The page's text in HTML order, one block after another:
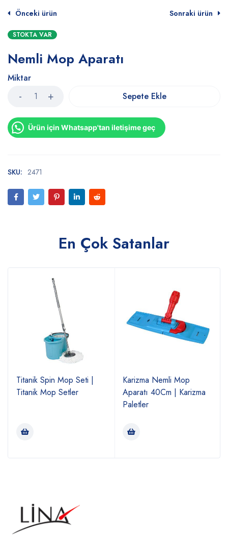
Önceki ürün Sonraki ürün
STOKTA VAR
Nemli Mop Aparatı
Miktar
Sepete Ekle
Ürün için Whatsapp'tan iletişime geç
SKU: 2471
En Çok Satanlar
Titanik Spin Mop Seti |
Titanik Mop Setler
Karizma Nemli Mop
Aparatı 40Cm | Karizma
Paletler